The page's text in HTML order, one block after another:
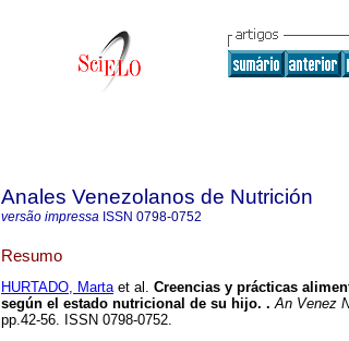
Anales Venezolanos de Nutrición
versão impressa ISSN 0798-0752
Resumo
HURTADO, Martaet al. Creencias y prácticas
según el estado nutricional de su hijo. . An Venez
pp.42-56. ISSN 0798-0752.